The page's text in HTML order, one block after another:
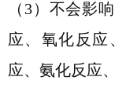
（3）不会影
应、氧化反应
应、氨化反应